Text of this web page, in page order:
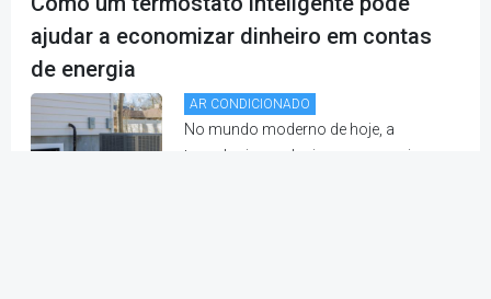
ajudar a economizar dinheiro em contas
de energia
AR CONDICIONADO
No mundo moderno de hoje, a
tecnologia revolucionou a maneira